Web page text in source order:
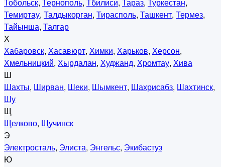
Темиртау, Талдыкорган, Тирасполь, Ташкент, Термез,
Тайынша, Талгар
Х
Хабаровск, Хасавюрт, Химки, Харьков, Херсон,
Хмельницкий, Хырдалан, Худжанд, Хромтау, Хива
Ш
Шахты, Ширван, Шеки, Шымкент, Шахрисабз, Шахтинск,
Шу
Щ
Щелково, Щучинск
Э
Электросталь, Элиста, Энгельс, Экибастуз
Ю